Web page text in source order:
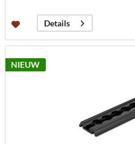
Details
NIEUW